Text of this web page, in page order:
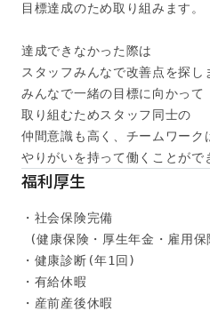
目標達成のため取り組みます。
達成できなかった際は
スタッフみんなで改善点を探し
みんなで一緒の目標に向かって
取り組むためスタッフ同士の
仲間意識も高く、チームワーク
やりがいを持って働くことがで
福利厚生
・社会保険完備
(健康保険・厚生年金・雇用
・健康診断(年1回)
・有給休暇
・産前産後休暇